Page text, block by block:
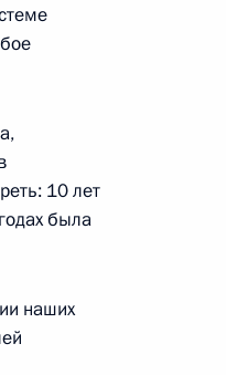
и
10 лет
была
наших